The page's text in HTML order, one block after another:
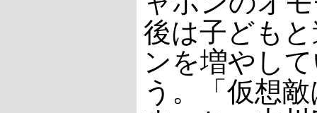
後は子ども
ンを増やし
う。「仮想